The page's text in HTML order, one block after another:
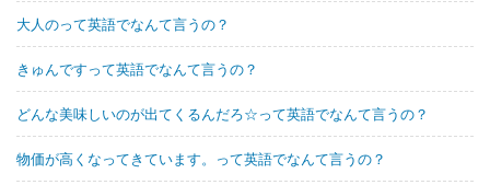
大人のって英語でなんて言うの？
きゅんですって英語でなんて言うの？
どんな美味しいのが出てくるんだろ☆って英語でなんて言うの？
物価が高くなってきています。って英語でなんて言うの？